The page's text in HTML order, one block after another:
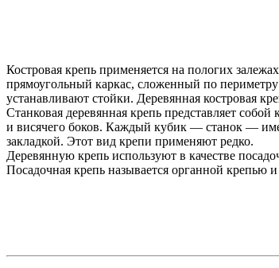
Костровая крепь применяется на пологих
прямоугольный каркас, сложенный по
устанавливают стойки. Деревянная костровая
Станковая деревянная крепь представляет
и висячего боков. Каждый кубик — станок —
закладкой. Этот вид крепи применяют редко.
Деревянную крепь используют в качестве
Посадочная крепь называется органной крепью